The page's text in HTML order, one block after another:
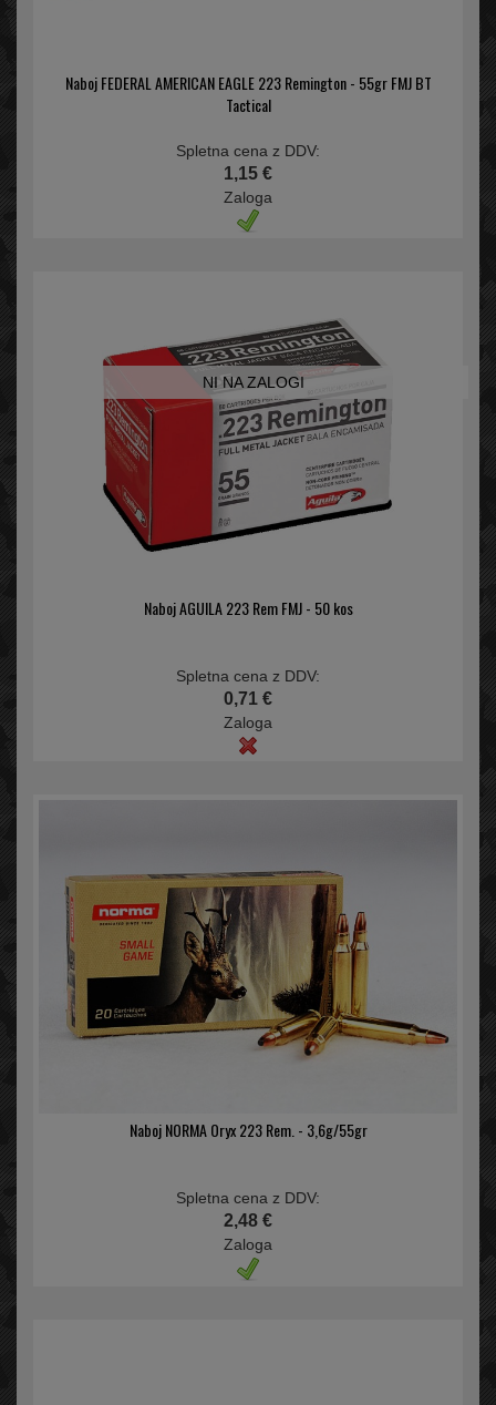
Naboj FEDERAL AMERICAN EAGLE 223 Remington - 55gr FMJ BT
Tactical
Spletna cena z DDV:
1,15 €
Zaloga
NI NA ZALOGI
Naboj AGUILA 223 Rem FMJ - 50 kos
Spletna cena z DDV:
0,71 €
Zaloga
Naboj NORMA Oryx 223 Rem. - 3,6g/55gr
Spletna cena z DDV:
2,48 €
Zaloga